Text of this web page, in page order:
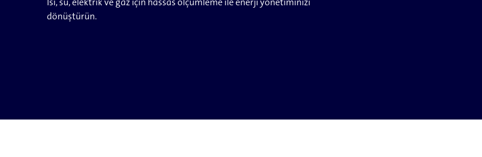
dönüştürün.